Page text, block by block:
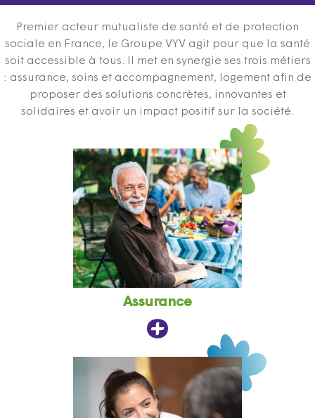
Premier acteur mutualiste de santé et de protection
sociale en France, le Groupe VYV agit pour que la santé
soit accessible à tous. Il met en synergie ses trois métiers
: assurance, soins et accompagnement, logement afin de
proposer des solutions concrètes, innovantes et
solidaires et avoir un impact positif sur la société.
Assurance